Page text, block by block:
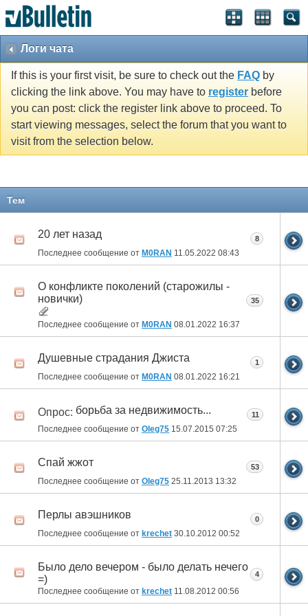
Логи чата
If this is your first visit, be sure to check out the FAQ by
clicking the link above. You may have to register before
you can post: click the register link above to proceed. To
start viewing messages, select the forum that you want to
visit from the selection below.
Тем
20 лет назад
Последнее сообщение от M0RAN 11.05.2022 08:43
8
О конфликте поколений (старожилы -
новички)
Последнее сообщение от M0RAN 08.01.2022 16:37
35
Душевные страдания Джиста
Последнее сообщение от M0RAN 08.01.2022 16:21
1
Опрос: борьба за недвижимость...
Последнее сообщение от Оlеg75 15.07.2015 07:25
11
Спай жжот
Последнее сообщение от Olеg75 25.11.2013 13:32
53
Перлы авэшников
Последнее сообщение от krechet 30.10.2012 00:52
0
Было дело вечером - было делать нечего
=)
Последнее сообщение от krechet 11.08.2012 00:56
4